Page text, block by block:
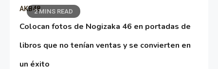
2 MINS READ
AKB48
Colocan fotos de Nogizaka 46 en portadas de
libros que no tenían ventas y se convierten en
un éxito